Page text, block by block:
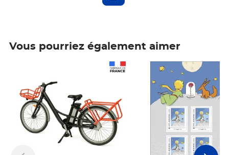
Vous pourriez également aimer
Prix 7,50€